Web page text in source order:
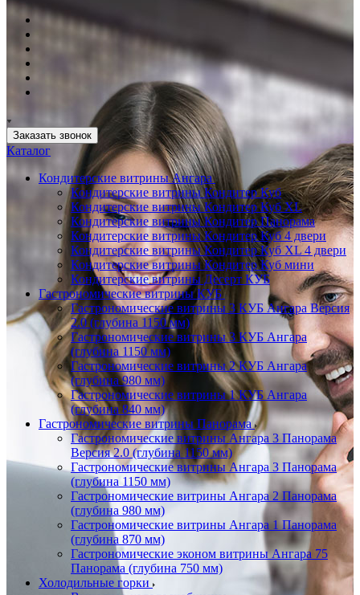
Заказать звонок
Каталог
Кондитерские витрины Ангара
Кондитерские витрины Кондитер Куб
Кондитерские витрины Кондитер Куб XL
Кондитерские витрины Кондитер Панорама
Кондитерские витрины Кондитер Куб 4 двери
Кондитерские витрины Кондитер Куб XL 4 двери
Кондитерские витрины Кондитер Куб мини
Кондитерские витрины Десерт КУБ
Гастрономические витрины КУБ
Гастрономические витрины 3 КУБ Ангара Версия
2.0 (глубина 1150 мм)
Гастрономические витрины 3 КУБ Ангара
(глубина 1150 мм)
Гастрономические витрины 2 КУБ Ангара
(глубина 980 мм)
Гастрономические витрины 1 КУБ Ангара
(глубина 840 мм)
Гастрономические витрины Панорама
Гастрономические витрины Ангара 3 Панорама
Версия 2.0 (глубина 1150 мм)
Гастрономические витрины Ангара 3 Панорама
(глубина 1150 мм)
Гастрономические витрины Ангара 2 Панорама
(глубина 980 мм)
Гастрономические витрины Ангара 1 Панорама
(глубина 870 мм)
Гастрономические эконом витрины Ангара 75
Панорама (глубина 750 мм)
Холодильные горки